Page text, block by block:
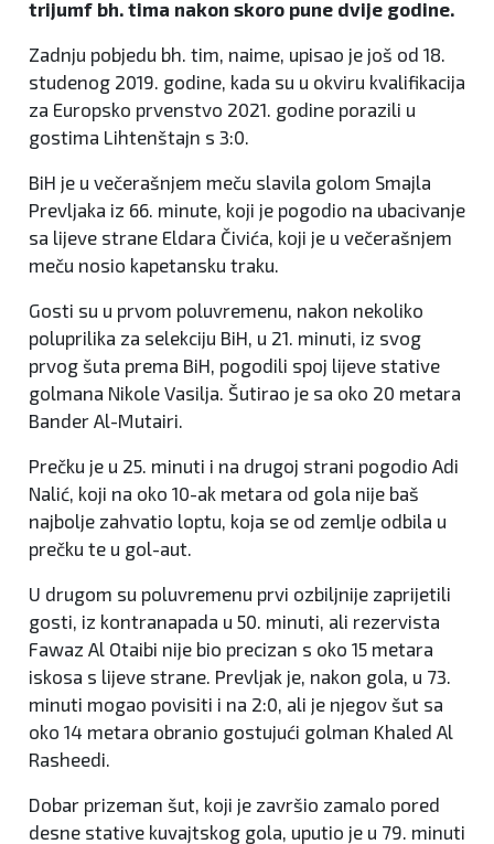
trijumf bh. tima nakon skoro pune dvije godine.
Zadnju pobjedu bh. tim, naime, upisao je još od 18.
studenog 2019. godine, kada su u okviru kvalifikacija
za Europsko prvenstvo 2021. godine porazili u
gostima Lihtenštajn s 3:0.
BiH je u večerašnjem meču slavila golom Smajla
Prevljaka iz 66. minute, koji je pogodio na ubacivanje
sa lijeve strane Eldara Čivića, koji je u večerašnjem
meču nosio kapetansku traku.
Gosti su u prvom poluvremenu, nakon nekoliko
poluprilika za selekciju BiH, u 21. minuti, iz svog
prvog šuta prema BiH, pogodili spoj lijeve stative
golmana Nikole Vasilja. Šutirao je sa oko 20 metara
Bander Al-Mutairi.
Prečku je u 25. minuti i na drugoj strani pogodio Adi
Nalić, koji na oko 10-ak metara od gola nije baš
najbolje zahvatio loptu, koja se od zemlje odbila u
prečku te u gol-aut.
U drugom su poluvremenu prvi ozbiljnije zaprijetili
gosti, iz kontranapada u 50. minuti, ali rezervista
Fawaz Al Otaibi nije bio precizan s oko 15 metara
iskosa s lijeve strane. Prevljak je, nakon gola, u 73.
minuti mogao povisiti i na 2:0, ali je njegov šut sa
oko 14 metara obranio gostujući golman Khaled Al
Rasheedi.
Dobar prizeman šut, koji je završio zamalo pored
desne stative kuvajtskog gola, uputio je u 79. minuti